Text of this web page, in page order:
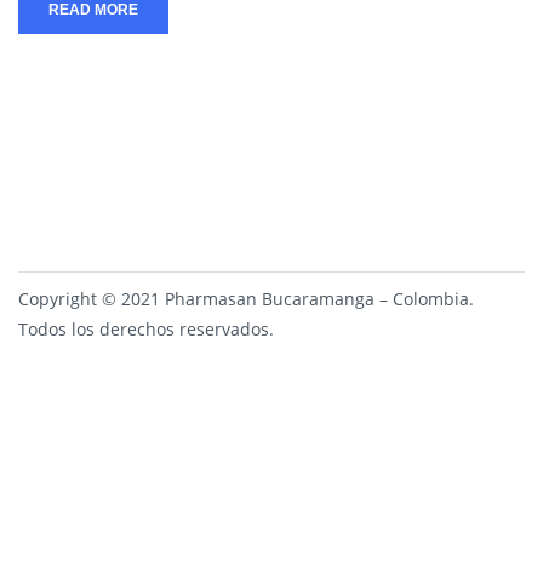
READ MORE
Copyright © 2021 Pharmasan Bucaramanga – Colombia.
Todos los derechos reservados.